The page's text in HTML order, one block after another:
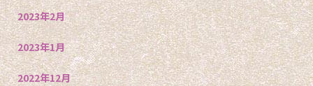
2023年2月
2023年1月
2022年12月